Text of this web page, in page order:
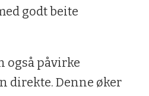
godt beite
også påvirke
direkte. Denne øker